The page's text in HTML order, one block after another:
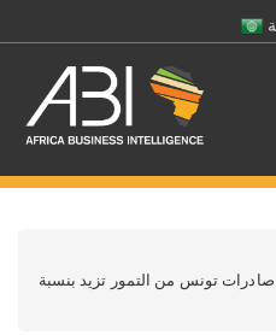
أكتوبر 2023 ..قيمة صادرات تونس من التمور تزيد بنسبة